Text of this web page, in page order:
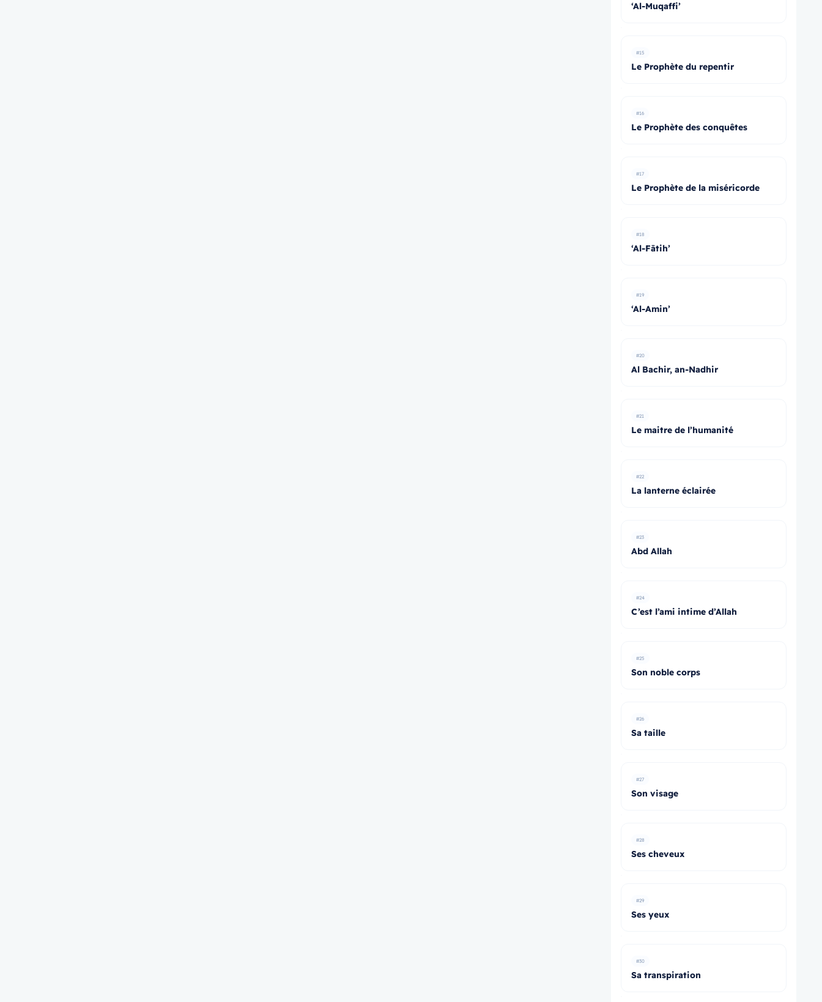
‘Al-Muqaffi’
#15
Le Prophète du repentir
#16
Le Prophète des conquêtes
#17
Le Prophète de la miséricorde
#18
‘Al-Fātih’
#19
‘Al-Amin’
#20
Al Bachir, an-Nadhir
#21
Le maitre de l’humanité
#22
La lanterne éclairée
#23
Abd Allah
#24
C’est l’ami intime d’Allah
#25
Son noble corps
#26
Sa taille
#27
Son visage
#28
Ses cheveux
#29
Ses yeux
#30
Sa transpiration